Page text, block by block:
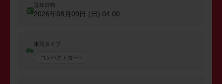
返却日時
2026年08月09日 (日) 04:00
車両タイプ
コンパクトカー